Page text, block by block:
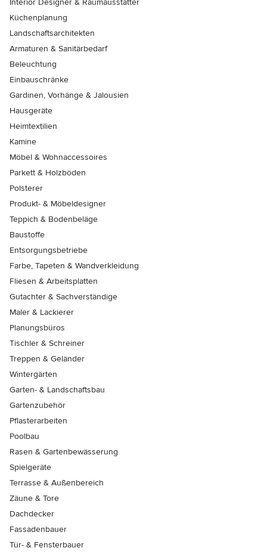
Interior Designer & Raumausstatter
Küchenplanung
Landschaftsarchitekten
Armaturen & Sanitärbedarf
Beleuchtung
Einbauschränke
Gardinen, Vorhänge & Jalousien
Hausgeräte
Heimtextilien
Kamine
Möbel & Wohnaccessoires
Parkett & Holzböden
Polsterer
Produkt- & Möbeldesigner
Teppich & Bodenbeläge
Baustoffe
Entsorgungsbetriebe
Farbe, Tapeten & Wandverkleidung
Fliesen & Arbeitsplatten
Gutachter & Sachverständige
Maler & Lackierer
Planungsbüros
Tischler & Schreiner
Treppen & Geländer
Wintergärten
Garten- & Landschaftsbau
Gartenzubehör
Pflasterarbeiten
Poolbau
Rasen & Gartenbewässerung
Spielgeräte
Terrasse & Außenbereich
Zäune & Tore
Dachdecker
Fassadenbauer
Tür- & Fensterbauer